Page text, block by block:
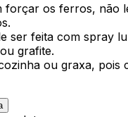
forçar os ferros, não
ser feita com spray
grafite.
ou graxa, pois